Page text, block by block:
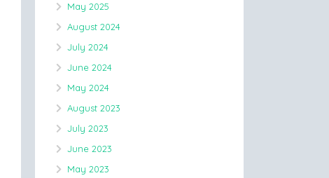
May 2025
August 2024
July 2024
June 2024
May 2024
August 2023
July 2023
June 2023
May 2023